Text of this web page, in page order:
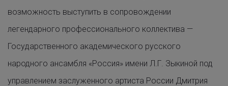
возможность выступить в сопровождении
легендарного профессионального коллектива —
Государственного академического русского
народного ансамбля «Россия» имени Л.Г. Зыкиной под
управлением заслуженного артиста России Дмитрия